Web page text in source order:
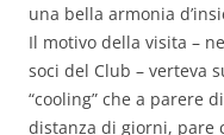
una bella armonia
Il motivo della visita –
soci del Club – verteva
“cooling” che a parere
distanza di giorni, pare